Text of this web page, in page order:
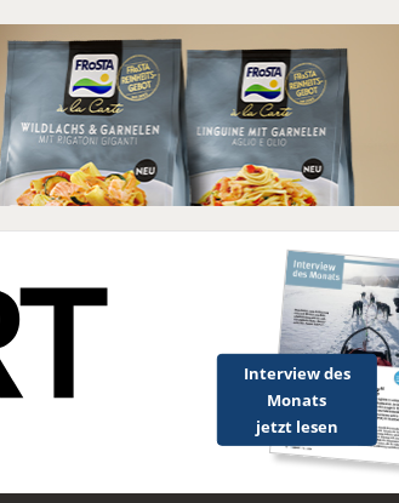
Interview des
Monats
jetzt lesen